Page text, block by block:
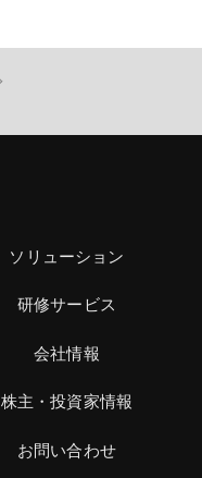
ソリューション
研修サービス
会社情報
株主・投資家情報
お問い合わせ